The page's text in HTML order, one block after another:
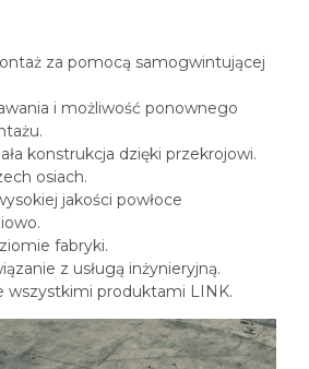
za pomocą samogwintującej
i możliwość ponownego
konstrukcja dzięki przekrojowi.
osiach.
jakości powłoce
fabryki.
z usługą inżynieryjną.
wszystkimi produktami LINK.